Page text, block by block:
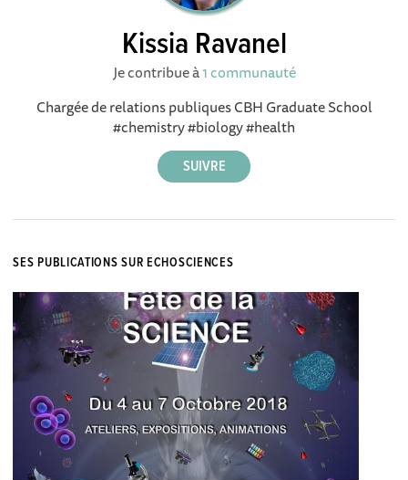
Kissia Ravanel
Je contribue à1 communauté
Chargée de relations publiques CBH Graduate School
#chemistry #biology #health
SES PUBLICATIONS SUR ECHOSCIENCES